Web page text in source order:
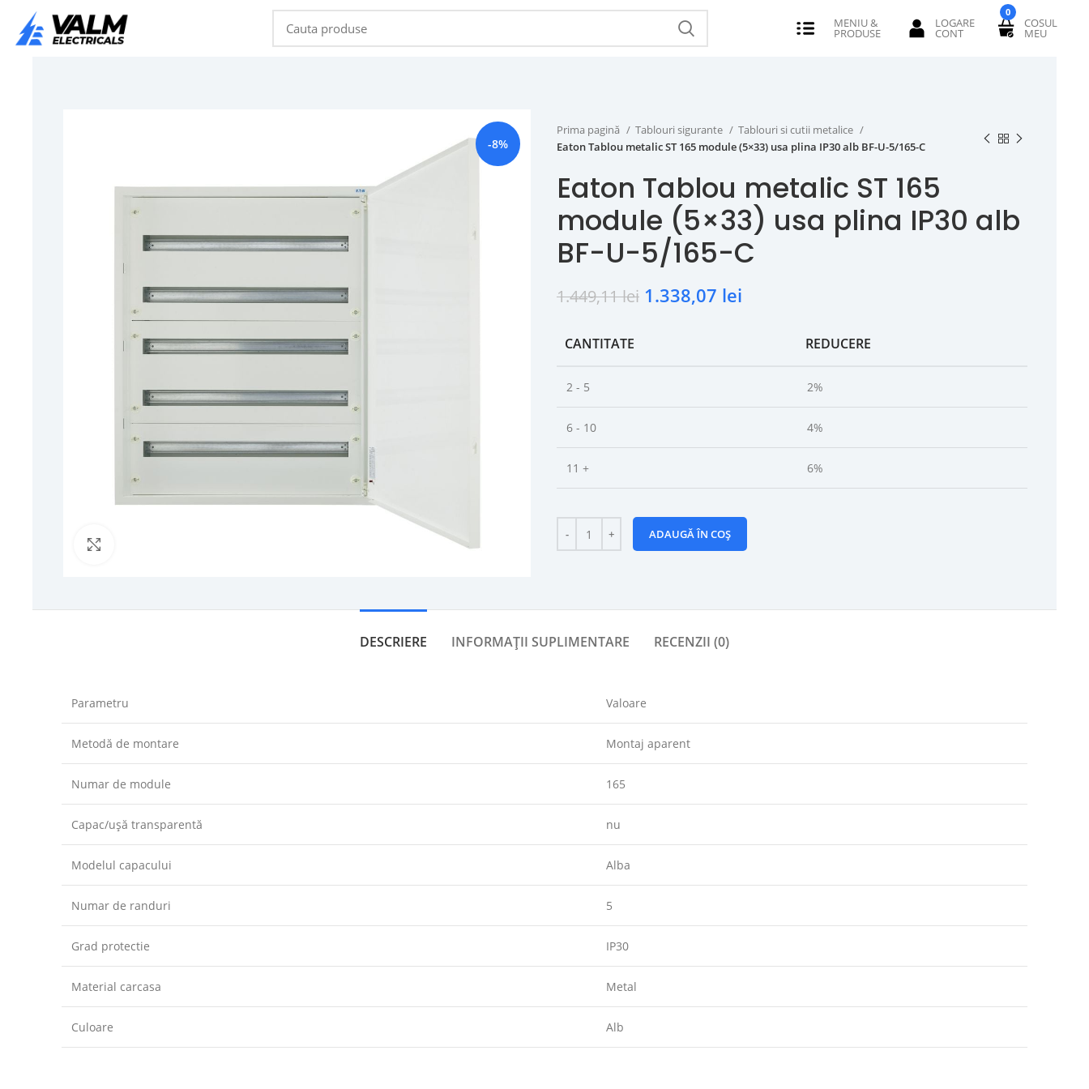
0
-8%
Prima pagină Tablouri sigurante
Tablouri si cutii metalice
Eaton Tablou metalic ST 165 module (5×33) usa plina IP30 alb BF-U-5/165-C
Eaton Tablou metalic ST 165
module (5×33) usa plina IP30 alb
BF-U-5/165-C
1.449,11lei 1.338,07 lei
CANTITATE REDUCERE
2 - 5 2%
6 - 10 4%
11 + 6%
ADAUGĂ ÎN COȘ
DESCRIERE INFORMAȚII SUPLIMENTARE RECENZII (0)
Parametru Valoare
Metodă de montare Montaj aparent
Numar de module 165
Capac/ușă transparentă nu
Modelul capacului Alba
Numar de randuri 5
Grad protectie IP30
Material carcasa Metal
Culoare Alb